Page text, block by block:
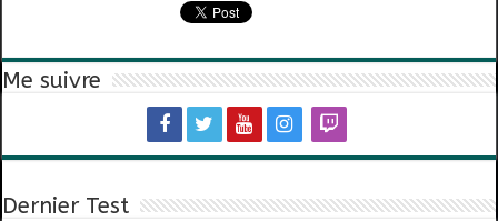
Me suivre
Dernier Test